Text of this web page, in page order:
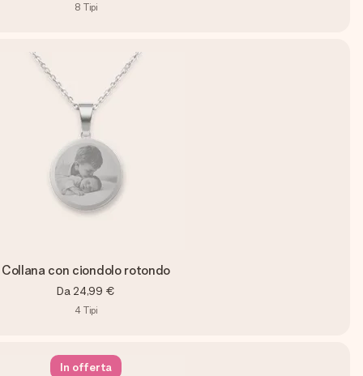
8 Tipi
Collana con ciondolo rotondo
Da 24,99 €
4 Tipi
In offerta